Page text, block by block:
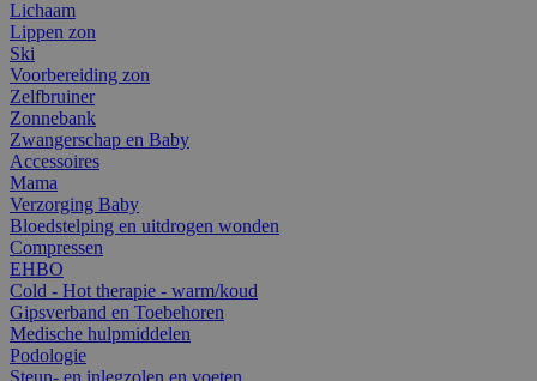
Lichaam
Lippen zon
Ski
Voorbereiding zon
Zelfbruiner
Zonnebank
Zwangerschap en Baby
Accessoires
Mama
Verzorging Baby
Bloedstelping en uitdrogen wonden
Compressen
EHBO
Cold - Hot therapie - warm/koud
Gipsverband en Toebehoren
Medische hulpmiddelen
Podologie
Steun- en inlegzolen en voeten